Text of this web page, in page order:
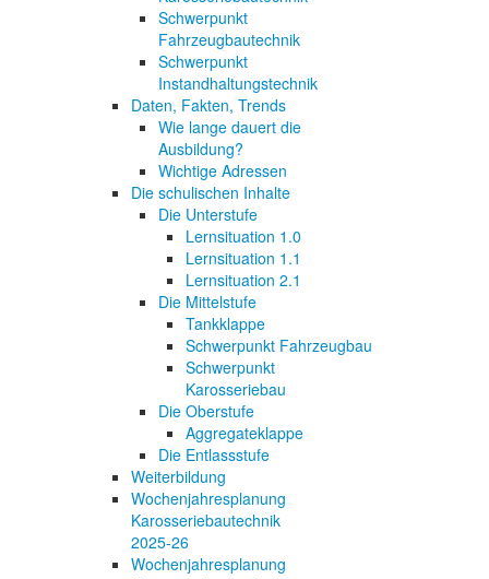
Schwerpunkt
Fahrzeugbautechnik
Schwerpunkt
Instandhaltungstechnik
Daten, Fakten, Trends
Wie lange dauert die
Ausbildung?
Wichtige Adressen
Die schulischen Inhalte
Die Unterstufe
Lernsituation 1.0
Lernsituation 1.1
Lernsituation 2.1
Die Mittelstufe
Tankklappe
Schwerpunkt Fahrzeugbau
Schwerpunkt
Karosseriebau
Die Oberstufe
Aggregateklappe
Die Entlassstufe
Weiterbildung
Wochenjahresplanung
Karosseriebautechnik
2025-26
Wochenjahresplanung